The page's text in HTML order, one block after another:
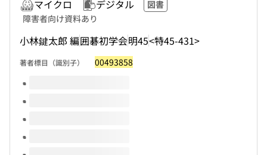
マイクロ デジタル
図書
障害者向け資料あり
小林鍵太郎 編囲碁初学会明45<特45-431>
著者標目（識別子） 00493858
このタイトルの巻号